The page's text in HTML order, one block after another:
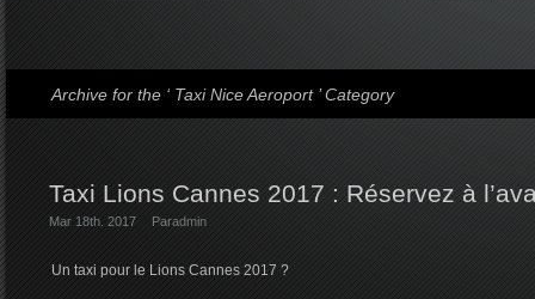
Archive for the ‘ Taxi Nice Aeroport ’ Category
Taxi Lions Cannes 2017 : Réservez à
Mar 18th. 2017 Paradmin
Un taxi pour le Lions Cannes 2017 ?